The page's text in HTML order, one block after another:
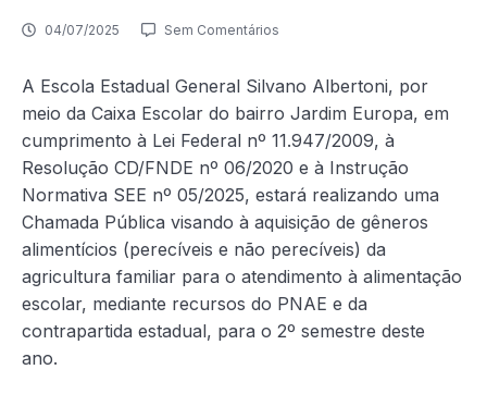
04/07/2025 Sem Comentários
A Escola Estadual General Silvano Albertoni, por
meio da Caixa Escolar do bairro Jardim Europa, em
cumprimento à Lei Federal nº 11.947/2009, à
Resolução CD/FNDE nº 06/2020 e à Instrução
Normativa SEE nº 05/2025, estará realizando uma
Chamada Pública visando à aquisição de gêneros
alimentícios (perecíveis e não perecíveis) da
agricultura familiar para o atendimento à alimentação
escolar, mediante recursos do PNAE e da
contrapartida estadual, para o 2º semestre deste
ano.